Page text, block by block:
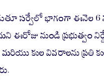
సర్వేలో భాగంగా ఈనెల 6
ఈరోజు నుండి ప్రభుత్వం
కుల వివరాలను ప్రతి